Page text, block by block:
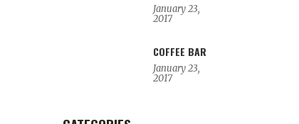
January 23,
2017
COFFEE BAR
January 23,
2017